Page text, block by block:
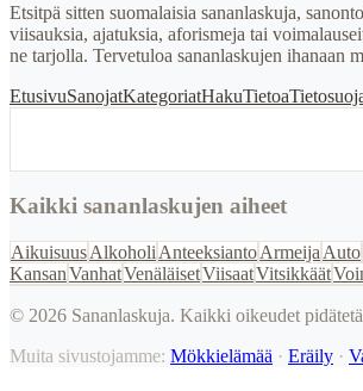
Etsitpä sitten suomalaisia sananlaskuja,
viisauksia, ajatuksia, aforismeja tai
ne tarjolla. Tervetuloa sananlaskujen ihanaan
EtusivuSanojatKategoriatHakuTietoa
Kaikki sananlaskujen aiheet
AikuisuusAlkoholi AnteeksiantoArmeija Auto
KansanVanhatVenäläisetViisaatVitsikkäät
© 2026 Sananlaskuja. Kaikki oikeudet
Muita sivustojamme: Mökkielämää · Eräily ·